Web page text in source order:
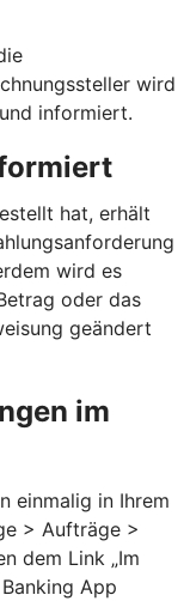
wird
informiert.
hat, erhält
wird es
oder das
geändert
im
einmalig in Ihrem
> Aufträge >
dem Link „Im
App